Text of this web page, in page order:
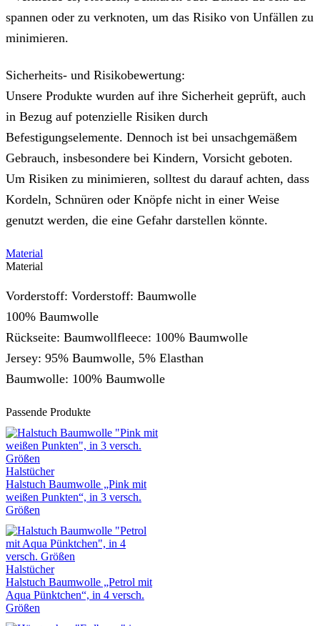
spannen oder zu verknoten, um das Risiko von Unfällen zu
minimieren.
Sicherheits- und Risikobewertung:
Unsere Produkte wurden auf ihre Sicherheit geprüft, auch
in Bezug auf potenzielle Risiken durch
Befestigungselemente. Dennoch ist bei unsachgemäßem
Gebrauch, insbesondere bei Kindern, Vorsicht geboten.
Um Risiken zu minimieren, solltest du darauf achten, dass
Kordeln, Schnüren oder Knöpfe nicht in einer Weise
genutzt werden, die eine Gefahr darstellen könnte.
Material
Material
Vorderstoff: Vorderstoff: Baumwolle
100% Baumwolle
Rückseite: Baumwollfleece: 100% Baumwolle
Jersey: 95% Baumwolle, 5% Elasthan
Baumwolle: 100% Baumwolle
Passende Produkte
Halstücher
Halstuch Baumwolle „Pink mit
weißen Punkten“, in 3 versch.
Größen
Halstücher
Halstuch Baumwolle „Petrol mit
Aqua Pünktchen“, in 4 versch.
Größen